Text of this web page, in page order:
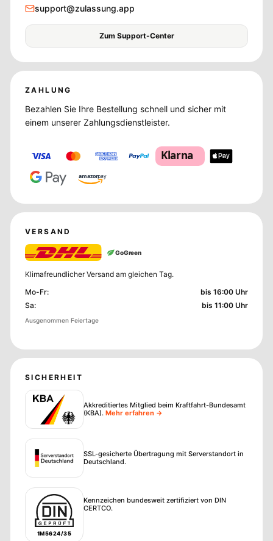
support@zulassung.app
Zum Support-Center
ZAHLUNG
Bezahlen Sie Ihre Bestellung schnell und sicher mit
einem unserer Zahlungsdienstleister.
Klarna
amazonpay
VERSAND
GoGreen
Klimafreundlicher Versand am gleichen Tag.
Mo-Fr:
bis 16:00 Uhr
Sa: bis 11:00 Uhr
Ausgenommen Feiertage
SICHERHEIT
Akkreditiertes Mitglied beim Kraftfahrt-Bundesamt
(KBA). Mehr erfahren →
SSL-gesicherte Übertragung mit Serverstandort in
Deutschland.
1M5624/35
Kennzeichen bundesweit zertifiziert von DIN
CERTCO.